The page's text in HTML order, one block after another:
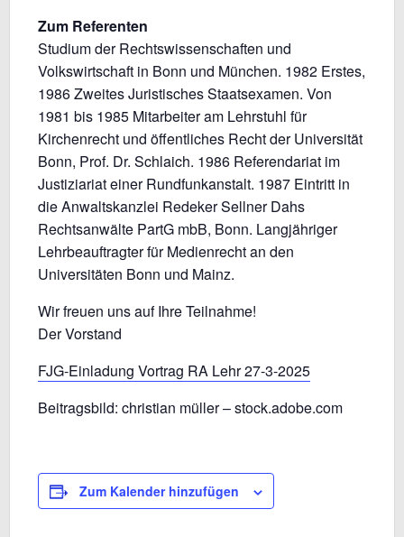
Zum Referenten
Studium der Rechtswissenschaften und
Volkswirtschaft in Bonn und München. 1982 Erstes,
1986 Zweites Juristisches Staatsexamen. Von
1981 bis 1985 Mitarbeiter am Lehrstuhl für
Kirchenrecht und öffentliches Recht der Universität
Bonn, Prof. Dr. Schlaich. 1986 Referendariat im
Justiziariat einer Rundfunkanstalt. 1987 Eintritt in
die Anwaltskanzlei Redeker Sellner Dahs
Rechtsanwälte PartG mbB, Bonn. Langjähriger
Lehrbeauftragter für Medienrecht an den
Universitäten Bonn und Mainz.
Wir freuen uns auf Ihre Teilnahme!
Der Vorstand
FJG-Einladung Vortrag RA Lehr 27-3-2025
Beitragsbild: christian müller – stock.adobe.com
Zum Kalender hinzufügen